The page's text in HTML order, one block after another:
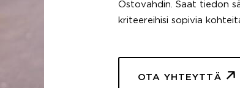
Ostovahdin. Saat tiedon
kriteereihisi sopivia
OTA YHTEYTTÄ